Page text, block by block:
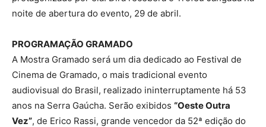
noite de abertura do evento, 29 de abril.
PROGRAMAÇÃO GRAMADO
A Mostra Gramado será um dia dedicado ao Festival de
Cinema de Gramado, o mais tradicional evento
audiovisual do Brasil, realizado ininterruptamente há 53
anos na Serra Gaúcha. Serão exibidos “Oeste Outra
Vez”, de Erico Rassi, grande vencedor da 52ª edição do